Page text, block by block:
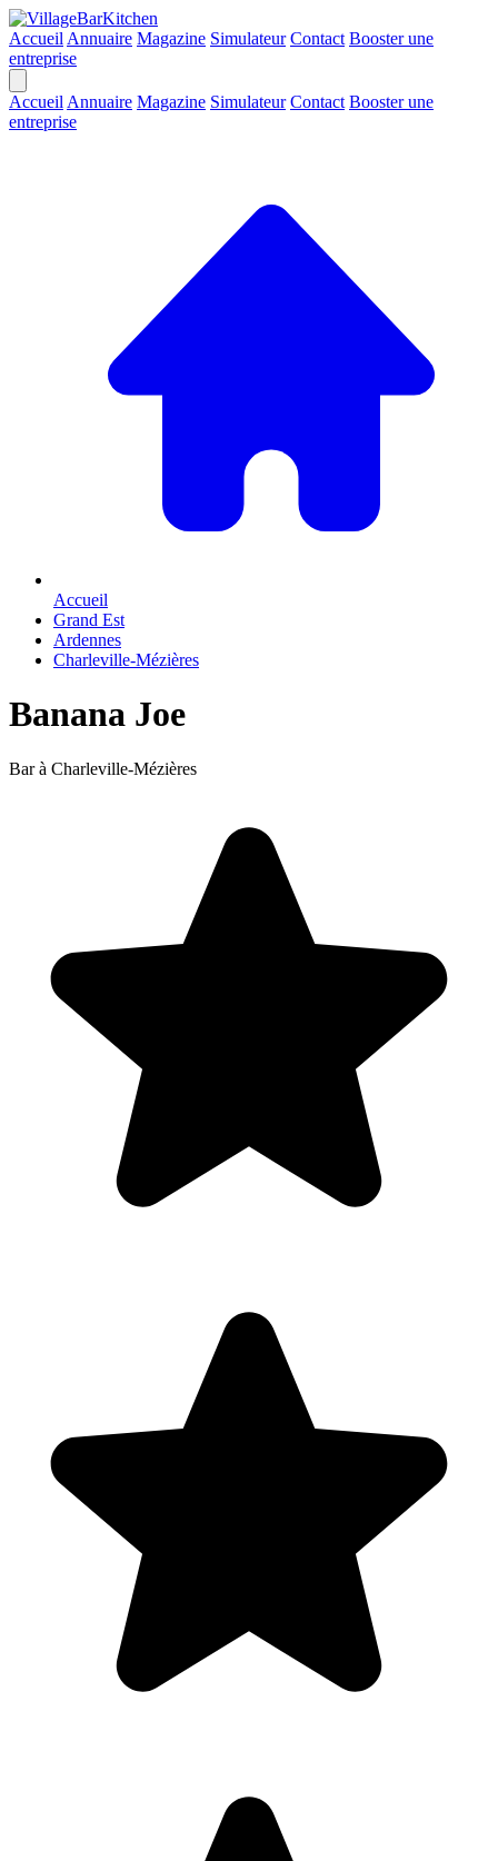
Accueil Annuaire Magazine Simulateur Contact Booster une
entreprise
Accueil Annuaire Magazine Simulateur Contact Booster une
entreprise
Accueil
Grand Est
Ardennes
Charleville-Mézières
Banana Joe
Bar à Charleville-Mézières